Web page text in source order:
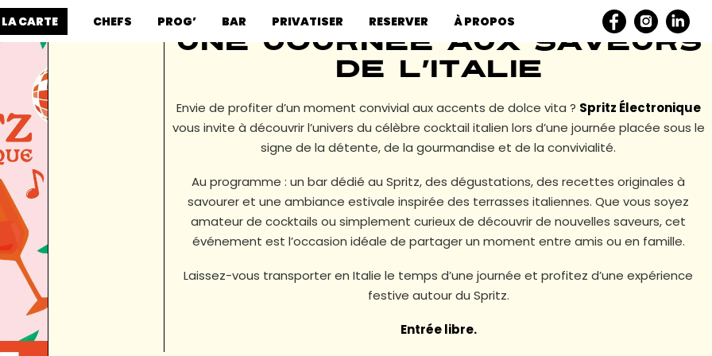
CARTE CHEFS PROG’ BAR PRIVATISER RESERVER À PROPOS
Une journée aux saveurs
de l’Italie
Envie de profiter d’un moment convivial aux accents de dolce vita ? Spritz Électronique
vous invite à découvrir l’univers du célèbre cocktail italien lors d’une journée placée sous le
signe de la détente, de la gourmandise et de la convivialité.
Au programme : un bar dédié au Spritz, des dégustations, des recettes originales à
savourer et une ambiance estivale inspirée des terrasses italiennes. Que vous soyez
amateur de cocktails ou simplement curieux de découvrir de nouvelles saveurs, cet
événement est l’occasion idéale de partager un moment entre amis ou en famille.
Laissez-vous transporter en Italie le temps d’une journée et profitez d’une expérience
festive autour du Spritz.
Entrée libre.